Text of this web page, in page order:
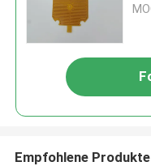
-
Empfohlene Produkte